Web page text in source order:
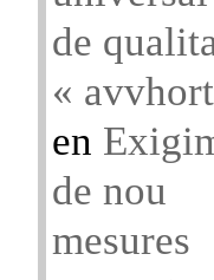
de
«
en
de nou
mesures